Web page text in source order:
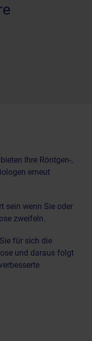
Ihre Röntgen-,
erneut
sein wenn Sie oder
zweifeln.
für sich die
und daraus folgt